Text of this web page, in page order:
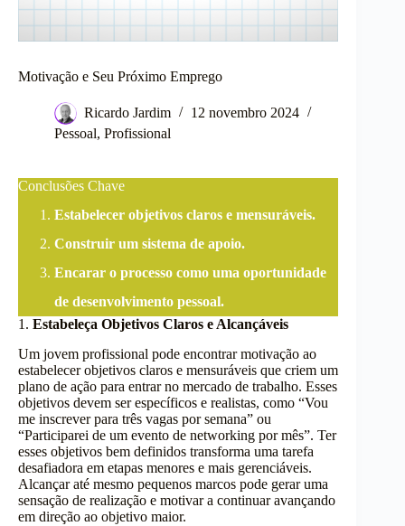
Motivação e Seu Próximo Emprego
Ricardo Jardim
12 novembro 2024
Pessoal, Profissional
Conclusões Chave
Estabelecer objetivos claros e mensuráveis.
Construir um sistema de apoio.
Encarar o processo como uma oportunidade
de desenvolvimento pessoal.
1. Estabeleça Objetivos Claros e Alcançáveis
Um jovem profissional pode encontrar motivação ao
estabelecer objetivos claros e mensuráveis que criem um
plano de ação para entrar no mercado de trabalho. Esses
objetivos devem ser específicos e realistas, como “Vou
me inscrever para três vagas por semana” ou
“Participarei de um evento de networking por mês”. Ter
esses objetivos bem definidos transforma uma tarefa
desafiadora em etapas menores e mais gerenciáveis.
Alcançar até mesmo pequenos marcos pode gerar uma
sensação de realização e motivar a continuar avançando
em direção ao objetivo maior.